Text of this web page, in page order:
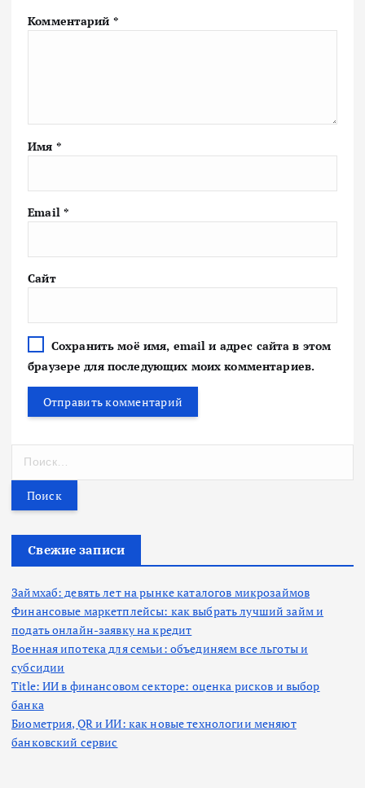
Комментарий *
Имя *
Email *
Сайт
Сохранить моё имя, email и адрес сайта в этом
браузере для последующих моих комментариев.
т
Свежие записи
Займхаб: девять лет на рынке каталогов микрозаймов
Финансовые маркетплейсы: как выбрать лучший займ и
подать онлайн-заявку на кредит
Военная ипотека для семьи: объединяем все льготы и
субсидии
Title: ИИ в финансовом секторе: оценка рисков и выбор
банка
Биометрия, QR и ИИ: как новые технологии меняют
банковский сервис